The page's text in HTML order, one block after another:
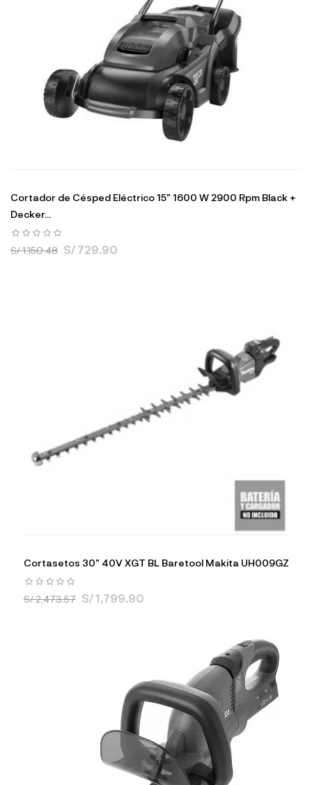
Cortador de Césped Eléctrico 15" 1600 W 2900 Rpm Black +
Decker...
S/ 1,150.48 S/ 729.90
Cortasetos 30" 40V XGT BL Baretool Makita UH009GZ
S/ 2,473.57 S/ 1,799.90